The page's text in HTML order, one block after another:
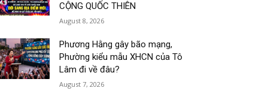
CỘNG QUỐC THIÊN
August 8, 2026
Phương Hằng gây bão mạng,
Phường kiểu mẫu XHCN của Tô
Lâm đi về đâu?
August 7, 2026